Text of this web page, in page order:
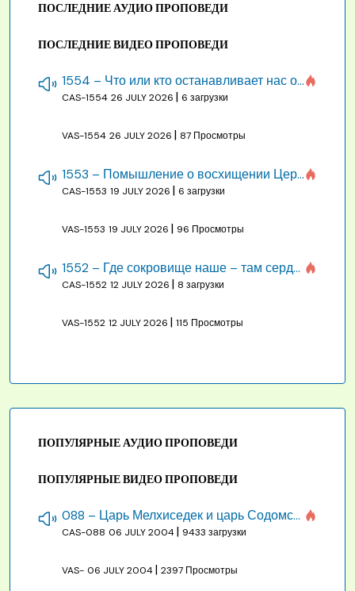
ПОСЛЕДНИЕ АУДИО ПРОПОВЕДИ
ПОСЛЕДНИЕ ВИДЕО ПРОПОВЕДИ
1554 – Что или кто останавливает нас от созидания строения Божия
CAS-1554 26 JULY 2026 | 6 загрузки
VAS-1554 26 JULY 2026 | 87 Просмотры
1553 – Помышление о восхищении Церкви на бракосочетании, во всякое время
CAS-1553 19 JULY 2026 | 6 загрузки
VAS-1553 19 JULY 2026 | 96 Просмотры
1552 – Где сокровище наше – там сердце, там помышления
CAS-1552 12 JULY 2026 | 8 загрузки
VAS-1552 12 JULY 2026 | 115 Просмотры
ПОПУЛЯРНЫЕ АУДИО ПРОПОВЕДИ
ПОПУЛЯРНЫЕ ВИДЕО ПРОПОВЕДИ
088 – Царь Мелхиседек и царь Содомский
CAS-088 06 JULY 2004| 9433 загрузки
VAS- 06 JULY 2004| 2397 Просмотры